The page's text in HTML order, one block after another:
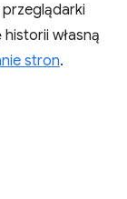
własną
stron.